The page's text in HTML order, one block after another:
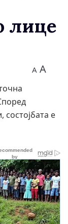
лице
A A
состојбата е